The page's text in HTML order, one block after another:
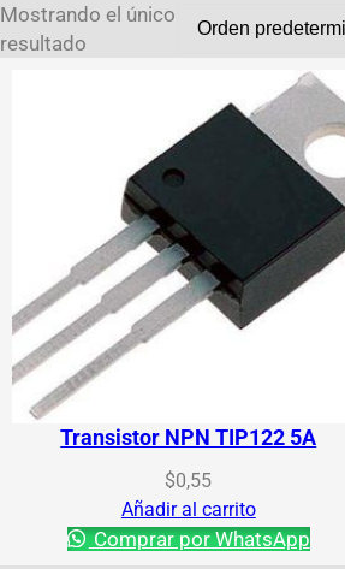
Mostrando el único
resultado
Transistor NPN TIP122 5A
$0,55
Añadir al carrito
Comprar por WhatsApp